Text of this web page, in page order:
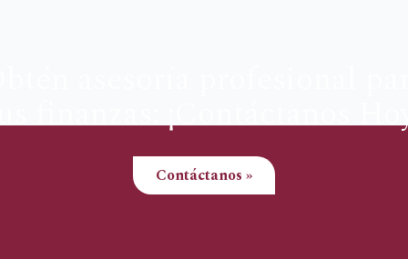
finanzas: ¡Contáctanos
Contáctanos »